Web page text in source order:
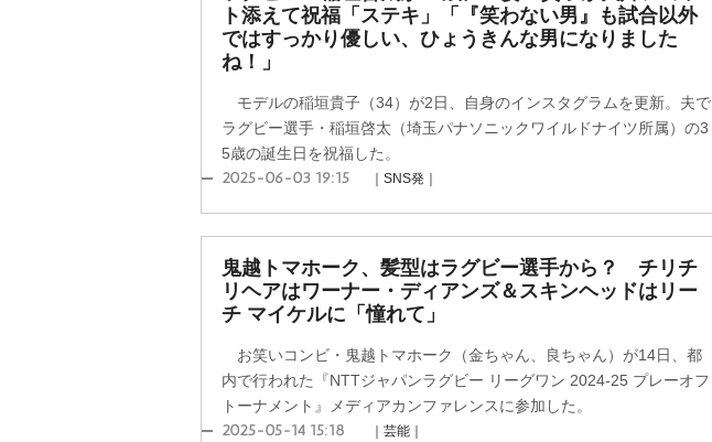
ト添えて祝福「ステキ」「『笑わない男』も試合以外
ではすっかり優しい、ひょうきんな男になりました
ね！」
モデルの稲垣貴子（34）が2日、自身のインスタグラムを更新。夫で
ラグビー選手・稲垣啓太（埼玉パナソニックワイルドナイツ所属）の3
5歳の誕生日を祝福した。
2025-06-03 19:15 ｜SNS発｜
鬼越トマホーク、髪型はラグビー選手から？ チリチ
リヘアはワーナー・ディアンズ＆スキンヘッドはリー
チ マイケルに「憧れて」
お笑いコンビ・鬼越トマホーク（金ちゃん、良ちゃん）が14日、都
内で行われた『NTTジャパンラグビー リーグワン 2024-25 プレーオフ
トーナメント』メディアカンファレンスに参加した。
2025-05-14 15:18 ｜芸能｜